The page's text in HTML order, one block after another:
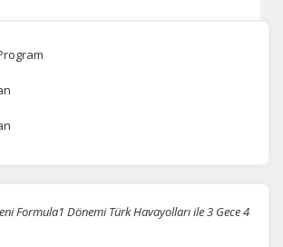
Formula1 Dönemi Türk Havayolları ile 3 Gece 4